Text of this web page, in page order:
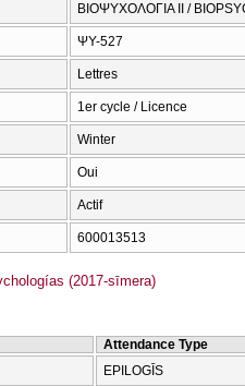
ΒΙΟΨΥΧΟΛΟΓΙΑ ΙΙ /
ΨΥ-527
Lettres
1er cycle / Licence
Winter
Oui
Actif
600013513
(2017-sīmera)
Attendance Type
EPILOGĪS